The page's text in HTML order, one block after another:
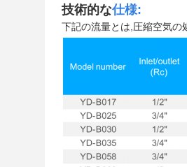
技術的な仕様:
下記の流量とは,圧縮空気の